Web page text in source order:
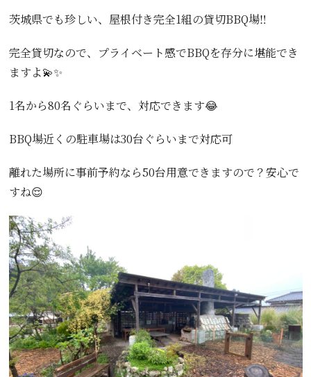
茨城県でも珍しい、屋根付き完全1組の貸切BBQ場‼️
完全貸切なので、プライベート感でBBQを存分に堪能でき
ますよ💫✨
1名から80名ぐらいまで、対応できます😂
BBQ場近くの駐車場は30台ぐらいまで対応可
離れた場所に事前予約なら50台用意できますので？安心で
すね😌